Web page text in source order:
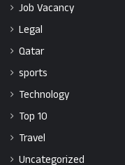
Job Vacancy
Legal
Qatar
sports
Technology
Top 10
Travel
Uncategorized